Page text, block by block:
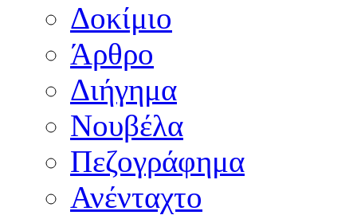
Δοκίμιο
Άρθρο
Διήγημα
Νουβέλα
Πεζογράφημα
Ανένταχτο